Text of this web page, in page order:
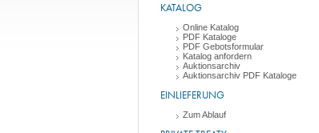
KATALOG
Online Katalog
PDF Kataloge
PDF Gebotsformular
Katalog anfordern
Auktionsarchiv
Auktionsarchiv PDF Kataloge
EINLIEFERUNG
Zum Ablauf